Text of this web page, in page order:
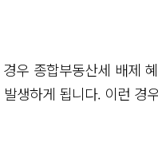
우 종합부동산세 배제
생하게 됩니다. 이런 경